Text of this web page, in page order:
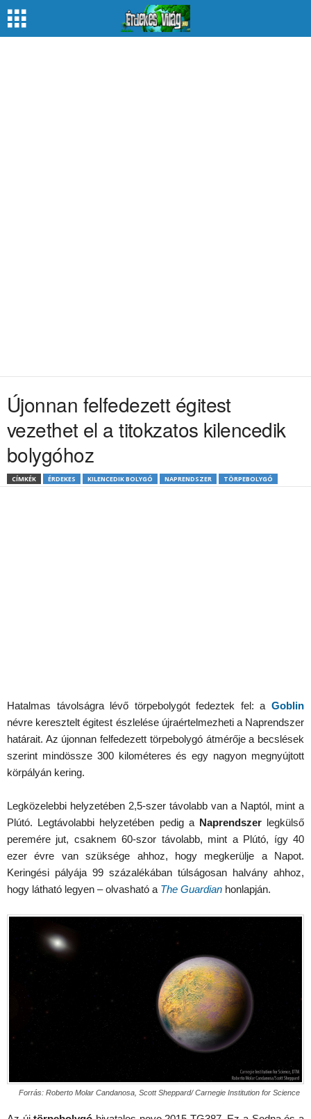
Újonnan felfedezett égitest
vezethet el a titokzatos kilencedik
bolygóhoz
CÍMKÉK ÉRDEKES KILENCEDIK BOLYGÓ NAPRENDSZER TÖRPEBOLYGÓ
Hatalmas távolságra lévő törpebolygót fedeztek fel: a Goblin
névre keresztelt égitest észlelése újraértelmezheti a Naprendszer
határait. Az újonnan felfedezett törpebolygó átmérője a becslések
szerint mindössze 300 kilométeres és egy nagyon megnyújtott
körpályán kering.
Legközelebbi helyzetében 2,5-szer távolabb van a Naptól, mint a
Plútó. Legtávolabbi helyzetében pedig a Naprendszerlegkülső
peremére jut, csaknem 60-szor távolabb, mint a Plútó, így 40
ezer évre van szüksége ahhoz, hogy megkerülje a Napot.
Keringési pályája 99 százalékában túlságosan halvány ahhoz,
hogy látható legyen – olvasható a The Guardian honlapján.
Forrás: Roberto Molar Candanosa, Scott Sheppard/ Carnegie Institution for Science